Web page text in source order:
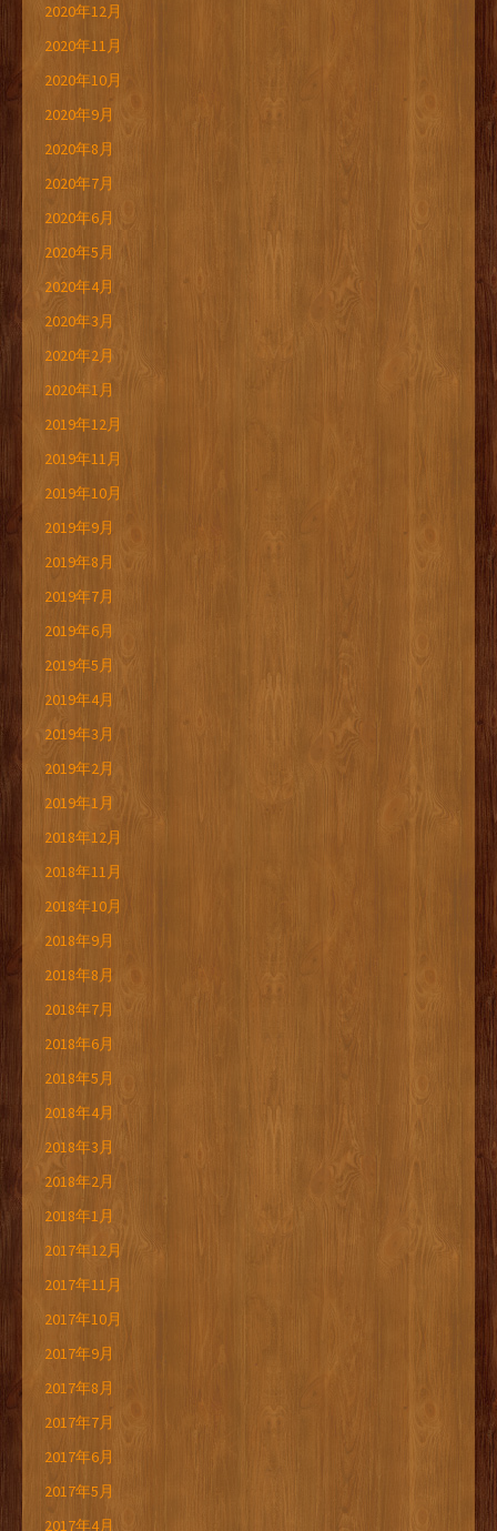
2020年12月
2020年11月
2020年10月
2020年9月
2020年8月
2020年7月
2020年6月
2020年5月
2020年4月
2020年3月
2020年2月
2020年1月
2019年12月
2019年11月
2019年10月
2019年9月
2019年8月
2019年7月
2019年6月
2019年5月
2019年4月
2019年3月
2019年2月
2019年1月
2018年12月
2018年11月
2018年10月
2018年9月
2018年8月
2018年7月
2018年6月
2018年5月
2018年4月
2018年3月
2018年2月
2018年1月
2017年12月
2017年11月
2017年10月
2017年9月
2017年8月
2017年7月
2017年6月
2017年5月
2017年4月